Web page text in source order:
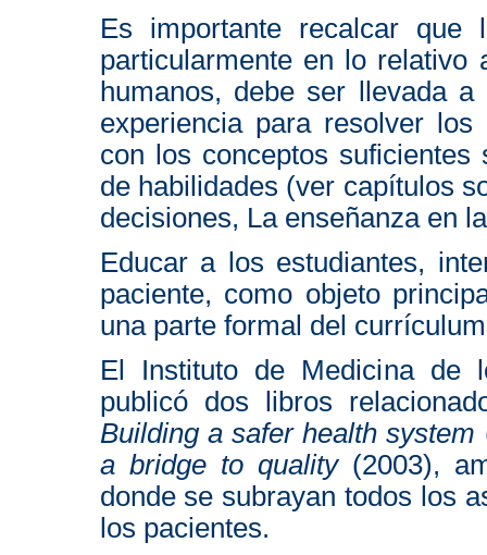
Es importante recalcar que
particularmente en lo relativo
humanos, debe ser llevada
experiencia para resolver
con los conceptos suficientes
de habilidades (ver capítulos
decisiones, La enseñanza en
Educar a los estudiantes,
paciente, como objeto
una parte formal del
El Instituto de Medicina de
publicó dos libros
Building a safer health system
a bridge to quality(2003),
donde se subrayan todos los
los pacientes.